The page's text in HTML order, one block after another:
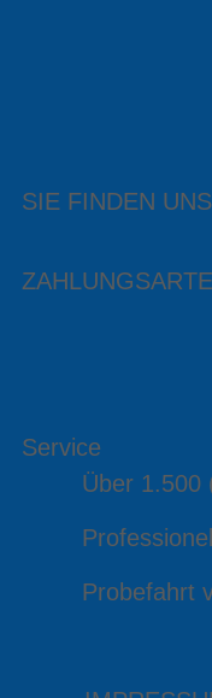
SIE FINDEN
Service
Über 1.500
Probefahrt